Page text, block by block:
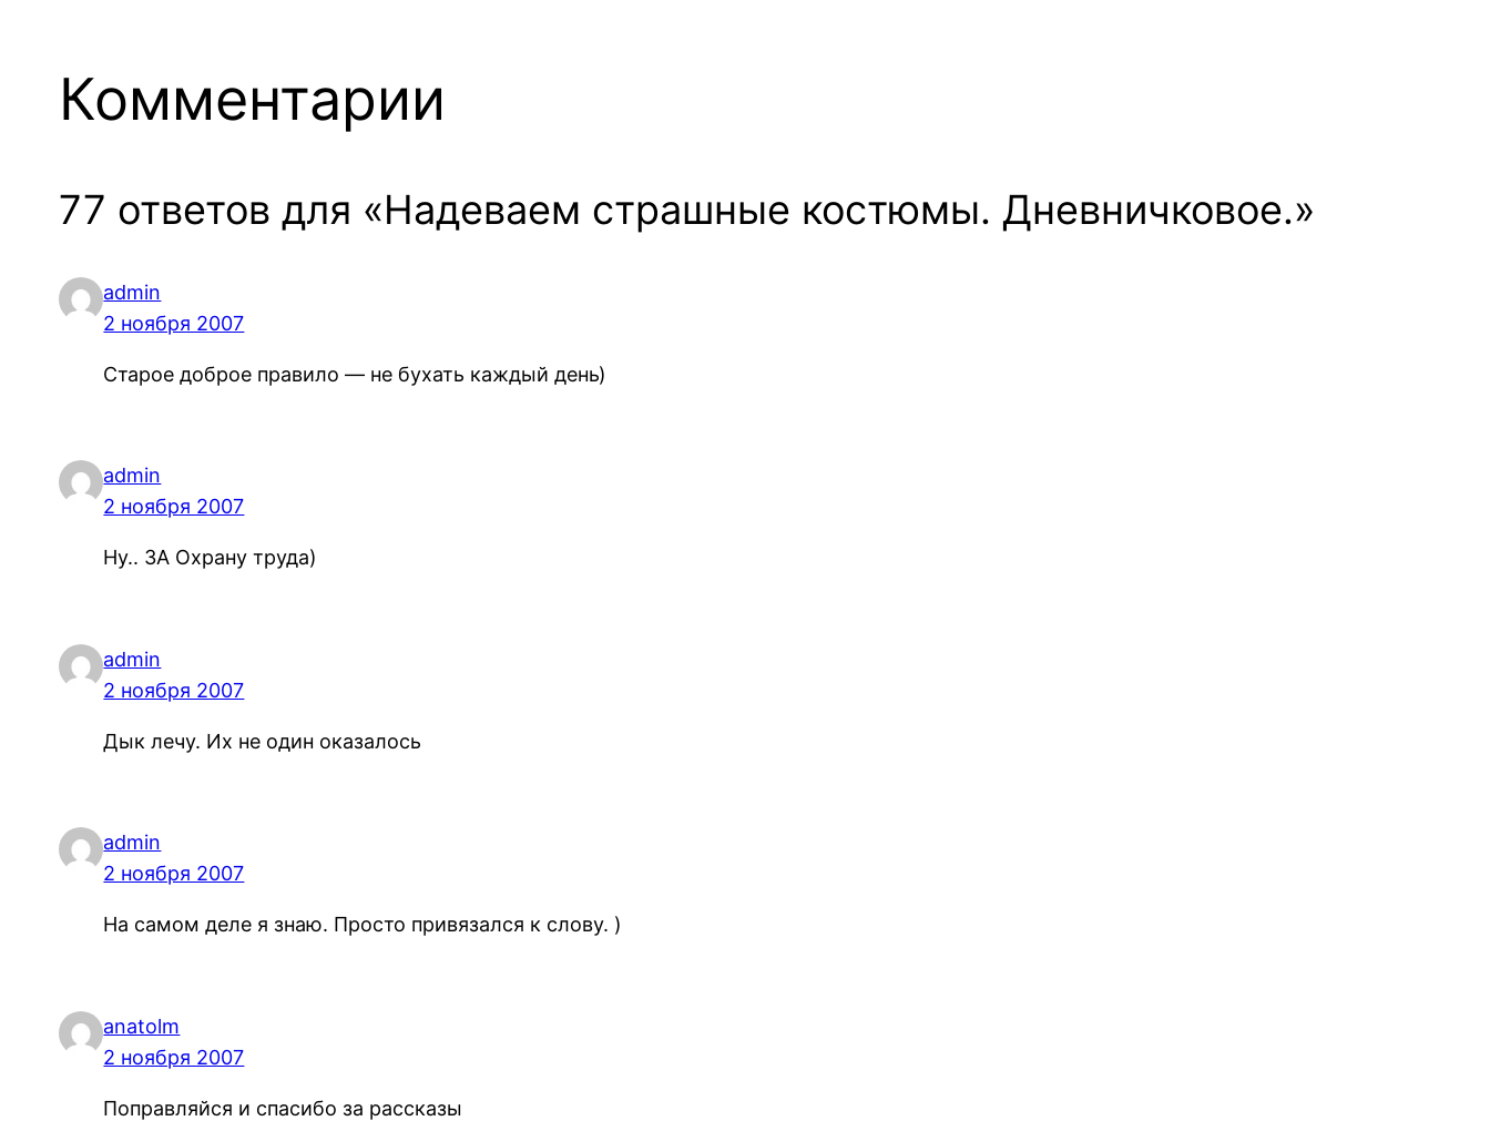
Комментарии
77 ответов для «Надеваем страшные костюмы. Дневничковое.»
admin
2 ноября 2007
Старое доброе правило — не бухать каждый день)
admin
2 ноября 2007
Ну.. ЗА Охрану труда)
admin
2 ноября 2007
Дык лечу. Их не один оказалось
admin
2 ноября 2007
На самом деле я знаю. Просто привязался к слову. )
anatolm
2 ноября 2007
Поправляйся и спасибо за рассказы